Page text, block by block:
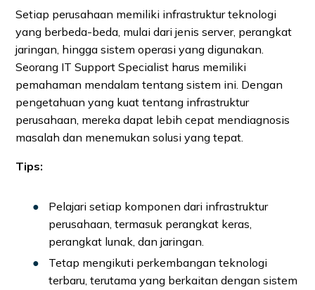
Setiap perusahaan memiliki infrastruktur teknologi
yang berbeda-beda, mulai dari jenis server, perangkat
jaringan, hingga sistem operasi yang digunakan.
Seorang IT Support Specialist harus memiliki
pemahaman mendalam tentang sistem ini. Dengan
pengetahuan yang kuat tentang infrastruktur
perusahaan, mereka dapat lebih cepat mendiagnosis
masalah dan menemukan solusi yang tepat.
Tips:
Pelajari setiap komponen dari infrastruktur
perusahaan, termasuk perangkat keras,
perangkat lunak, dan jaringan.
Tetap mengikuti perkembangan teknologi
terbaru, terutama yang berkaitan dengan sistem